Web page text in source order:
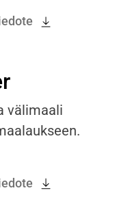
välimaali